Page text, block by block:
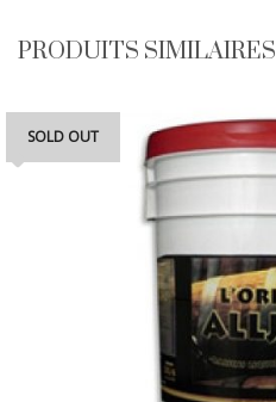
Franc,
PRODUITS SIMILAIRES
SOLD OUT